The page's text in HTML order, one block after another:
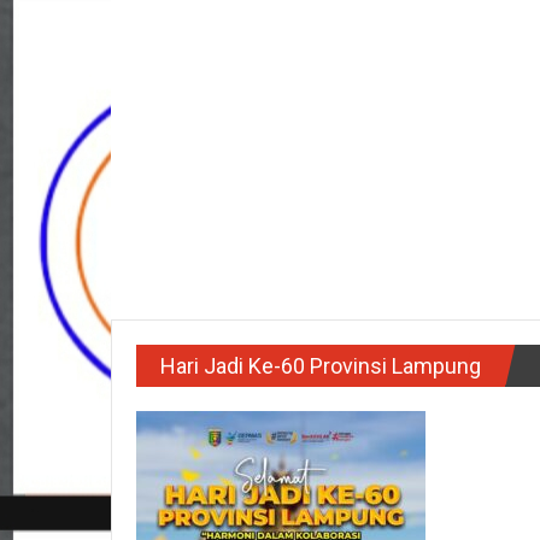
Hari Jadi Ke-60 Provinsi Lampung